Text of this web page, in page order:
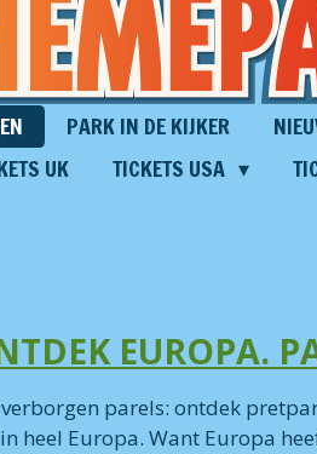
PARK IN DE KIJKER
UK TICKETS USA
EUROPA.
parels: ontdek
heel Europa. Want Europa